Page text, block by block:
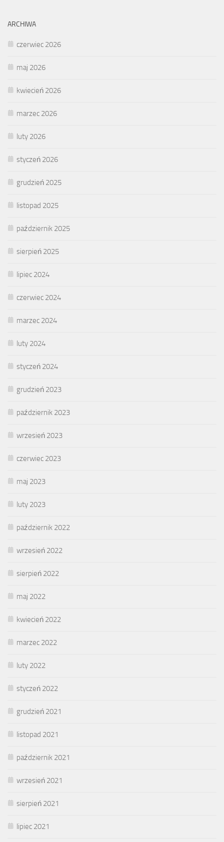
ARCHIWA
czerwiec 2026
maj 2026
kwiecień 2026
marzec 2026
luty 2026
styczeń 2026
grudzień 2025
listopad 2025
październik 2025
sierpień 2025
lipiec 2024
czerwiec 2024
marzec 2024
luty 2024
styczeń 2024
grudzień 2023
październik 2023
wrzesień 2023
czerwiec 2023
maj 2023
luty 2023
październik 2022
wrzesień 2022
sierpień 2022
maj 2022
kwiecień 2022
marzec 2022
luty 2022
styczeń 2022
grudzień 2021
listopad 2021
październik 2021
wrzesień 2021
sierpień 2021
lipiec 2021